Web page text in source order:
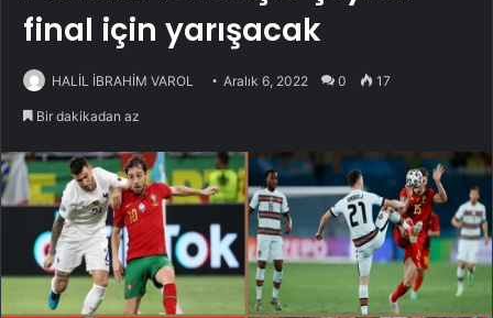
final için yarışacak
HALİL İBRAHİM VAROL Aralık 6, 2022 0 17
Bir dakikadan az